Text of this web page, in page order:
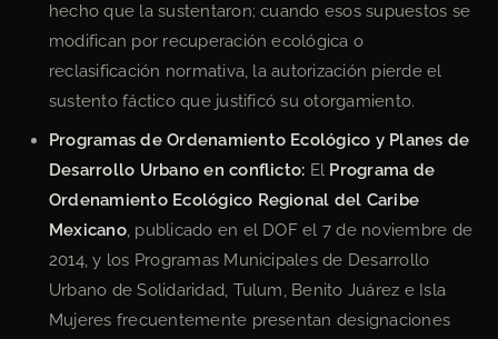
hecho que la sustentaron; cuando esos supuestos se
modifican por recuperación ecológica o
reclasificación normativa, la autorización pierde el
sustento fáctico que justificó su otorgamiento.
Programas de Ordenamiento Ecológico y Planes de
Desarrollo Urbano en conflicto: El Programa de
Ordenamiento Ecológico Regional del Caribe
Mexicano, publicado en el DOF el 7 de noviembre de
2014, y los Programas Municipales de Desarrollo
Urbano de Solidaridad, Tulum, Benito Juárez e Isla
Mujeres frecuentemente presentan designaciones